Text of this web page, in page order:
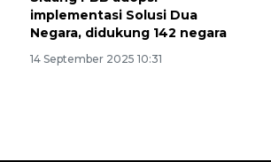
implementasi Solusi Dua
Negara, didukung 142 negara
14 September 2025 10:31